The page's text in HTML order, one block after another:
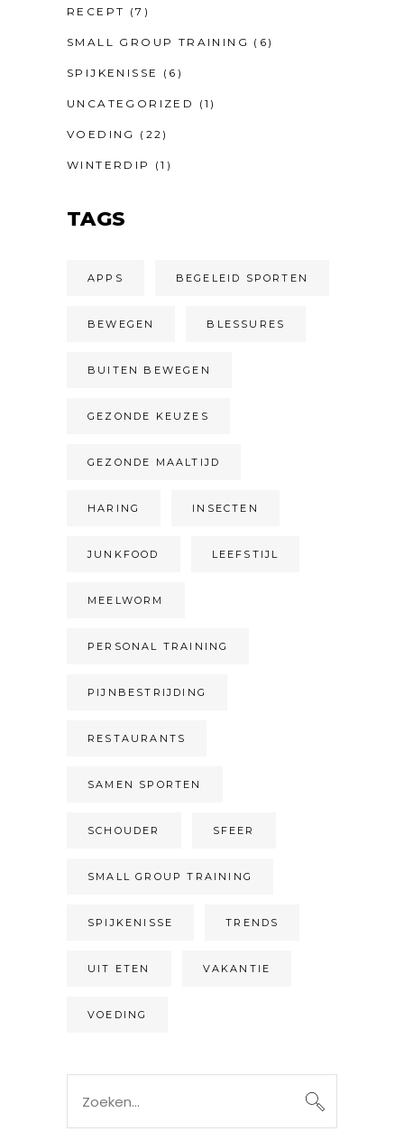
RECEPT (7)
SMALL GROUP TRAINING (6)
SPIJKENISSE (6)
UNCATEGORIZED (1)
VOEDING (22)
WINTERDIP (1)
TAGS
APPS BEGELEID SPORTEN
BEWEGEN BLESSURES
BUITEN BEWEGEN
GEZONDE KEUZES
GEZONDE MAALTIJD
HARING INSECTEN
JUNKFOOD LEEFSTIJL
MEELWORM
PERSONAL TRAINING
PIJNBESTRIJDING
RESTAURANTS
SAMEN SPORTEN
SCHOUDER SFEER
SMALL GROUP TRAINING
SPIJKENISSE TRENDS
UIT ETEN VAKANTIE
VOEDING
for: